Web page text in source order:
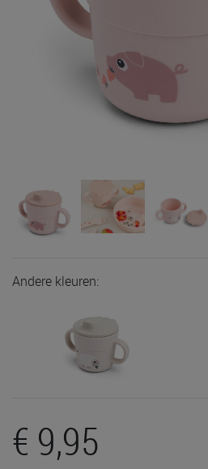
Andere kleuren:
€ 9,95